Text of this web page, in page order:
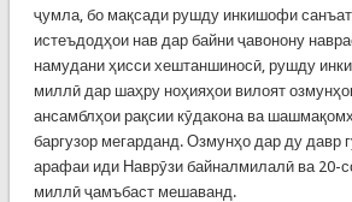
ҷумла, бо мақсади рушду инкишофи
истеъдодҳои нав дар байни ҷавонону
намудани ҳисси хештаншиносӣ, рушду
миллӣ дар шаҳру ноҳияҳои вилоят
ансамблҳои рақсии кӯдакона ва
баргузор мегарданд. Озмунҳо дар ду давр
арафаи иди Наврӯзи байналмилалӣ ва 20-
миллӣ ҷамъбаст мешаванд.